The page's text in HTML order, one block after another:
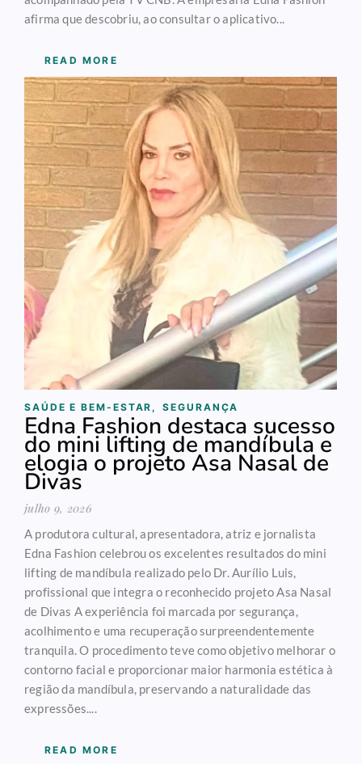
afirma que descobriu, ao consultar o aplicativo...
READ MORE
SAÚDE E BEM-ESTAR , SEGURANÇA
Edna Fashion destaca sucesso
do mini lifting de mandíbula e
elogia o projeto Asa Nasal de
Divas
julho 9, 2026
A produtora cultural, apresentadora, atriz e jornalista
Edna Fashion celebrou os excelentes resultados do mini
lifting de mandíbula realizado pelo Dr. Aurílio Luis,
profissional que integra o reconhecido projeto Asa Nasal
de Divas A experiência foi marcada por segurança,
acolhimento e uma recuperação surpreendentemente
tranquila. O procedimento teve como objetivo melhorar o
contorno facial e proporcionar maior harmonia estética à
região da mandíbula, preservando a naturalidade das
expressões....
READ MORE